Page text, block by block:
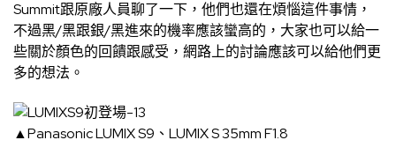
Summit跟原廠人員聊了一下，他們也還在煩惱這件事情，
不過黑/黑跟銀/黑進來的機率應該蠻高的，大家也可以給一
些關於顏色的回饋跟感受，網路上的討論應該可以給他們更
多的想法。
▲Panasonic LUMIX S9、LUMIX S 35mm F1.8